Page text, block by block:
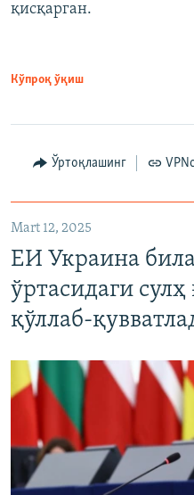
қисқарган.
Кўпроқ ўқиш
Ўртоқлашинг
Mart 12, 2025
ЕИ Украина
ўртасидаги
қўллаб-